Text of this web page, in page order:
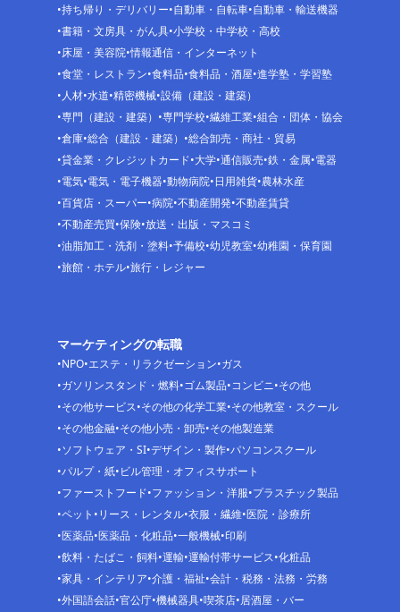
持ち帰り・デリバリー 自動車・自転車 自動車・輸送機器
書籍・文房具・がん具 小学校・中学校・高校
床屋・美容院 情報通信・インターネット
食堂・レストラン 食料品 食料品・酒屋 進学塾・学習塾
人材 水道 精密機械 設備（建設・建築）
専門（建設・建築）
専門学校 繊維工業 組合・団体・協会
倉庫 総合（建設・建築）
総合卸売・商社・貿易
貸金業・クレジットカード 大学 通信販売 鉄・金属 電器
電気 電気・電子機器 動物病院 日用雑貨 農林水産
百貨店・スーパー 病院 不動産開発 不動産賃貸
不動産売買 保険 放送・出版・マスコミ
油脂加工・洗剤・塗料 予備校 幼児教室 幼稚園・保育園
旅館・ホテル 旅行・レジャー
マーケティングの転職
NPO エステ・リラクゼーション ガス
ガソリンスタンド・燃料 ゴム製品 コンビニ その他
その他サービス その他の化学工業 その他教室・スクール
その他金融 その他小売・卸売 その他製造業
ソフトウェア・SI デザイン・製作 パソコンスクール
パルプ・紙 ビル管理・オフィスサポート
ファーストフード ファッション・洋服 プラスチック製品
ペット リース・レンタル 衣服・繊維 医院・診療所
医薬品 医薬品・化粧品 一般機械 印刷
飲料・たばこ・飼料 運輸 運輸付帯サービス 化粧品
家具・インテリア 介護・福祉 会計・税務・法務・労務
外国語会話 官公庁 機械器具 喫茶店 居酒屋・バー